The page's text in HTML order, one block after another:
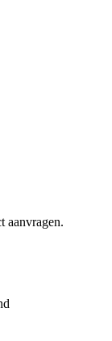
aanvragen.